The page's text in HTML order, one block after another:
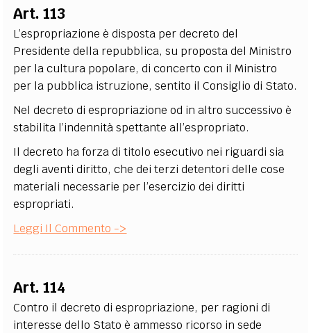
Art. 113
L’espropriazione è disposta per decreto del
Presidente della repubblica, su proposta del Ministro
per la cultura popolare, di concerto con il Ministro
per la pubblica istruzione, sentito il Consiglio di Stato.
Nel decreto di espropriazione od in altro successivo è
stabilita l’indennità spettante all’espropriato.
Il decreto ha forza di titolo esecutivo nei riguardi sia
degli aventi diritto, che dei terzi detentori delle cose
materiali necessarie per l’esercizio dei diritti
espropriati.
Leggi Il Commento ->
Art. 114
Contro il decreto di espropriazione, per ragioni di
interesse dello Stato è ammesso ricorso in sede